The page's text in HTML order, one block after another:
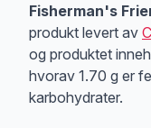
Fisherman's
produkt levert av
og produktet
hvorav 1.70 g er
karbohydrater.